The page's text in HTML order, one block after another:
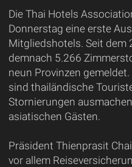
Die Thai Hotels
Donnerstag eine erste
Mitgliedshotels. Seit dem
demnach 5.266
neun Provinzen
sind thailändische
Stornierungen
asiatischen Gästen.
Präsident Thienprasit
vor allem